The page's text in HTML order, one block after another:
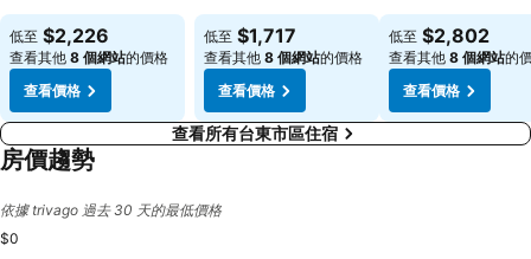
低至 $2,226
查看其他 8 個網站的價格
查看價格
低至 $1,717
查看其他 8 個網站的價格
查看價格
低至 $2,802
查看其他 8 個網站的
查看價格
查看所有台東市區住宿
房價趨勢
依據 trivago 過去 30 天的最低價格
$0